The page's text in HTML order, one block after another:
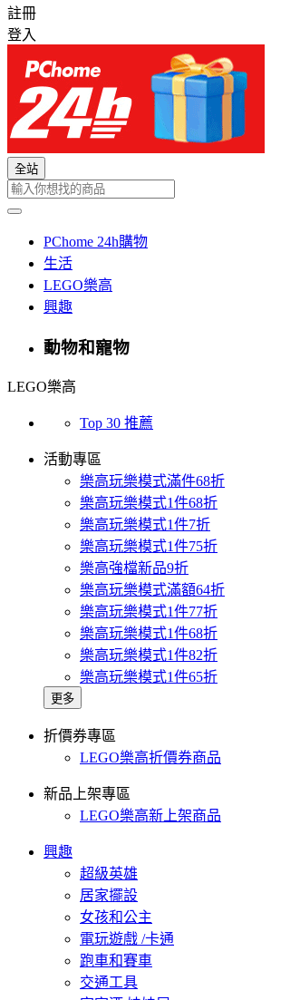
註冊
登入
全站
PChome 24h購物
生活
LEGO樂高
興趣
動物和寵物
LEGO樂高
Top 30 推薦
活動專區
樂高玩樂模式滿件68折
樂高玩樂模式1件68折
樂高玩樂模式1件7折
樂高玩樂模式1件75折
樂高強檔新品9折
樂高玩樂模式滿額64折
樂高玩樂模式1件77折
樂高玩樂模式1件68折
樂高玩樂模式1件82折
樂高玩樂模式1件65折
更多
折價券專區
LEGO樂高折價券商品
新品上架專區
LEGO樂高新上架商品
興趣
超級英雄
居家擺設
女孩和公主
電玩遊戲 /卡通
跑車和賽車
交通工具